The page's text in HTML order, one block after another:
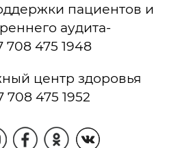
пациентов и
аудита-
708 475 1948
центр здоровья
708 475 1952